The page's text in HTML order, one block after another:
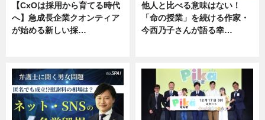
【CxOは採用から育てる時代
へ】急成長企業クオンティア
が始める新しい採…
他人と比べる意味はない！
「命の授業」を続ける作家・
今西乃子さんが語る幸…